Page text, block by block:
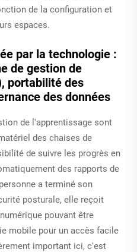
de la configuration et
espaces.
par la technologie :
de gestion de
portabilité des
des données
de l'apprentissage sont
des chaises de
de suivre les progrès en
des rapports de
a terminé son
posturale, elle reçoit
pouvant être
mobile pour un accès facile
important ici, c'est